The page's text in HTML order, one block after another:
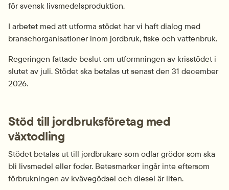
för svensk livsmedelsproduktion.
I arbetet med att utforma stödet har vi haft dialog med
branschorganisationer inom jordbruk, fiske och vattenbruk.
Regeringen fattade beslut om utformningen av krisstödet i
slutet av juli. Stödet ska betalas ut senast den 31 december
2026.
Stöd till jordbruksföretag med
växtodling
Stödet betalas ut till jordbrukare som odlar grödor som ska
bli livsmedel eller foder. Betesmarker ingår inte eftersom
förbrukningen av kvävegödsel och diesel är liten.